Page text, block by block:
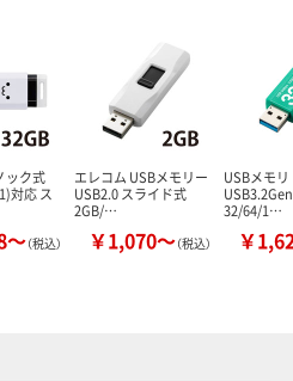
ック式
対応 ス
～（税込）
エレコム USBメモリー
USB2.0 スライド式
2GB/…
￥1,070～（税込）
USBメモリ
32/64/1…
￥